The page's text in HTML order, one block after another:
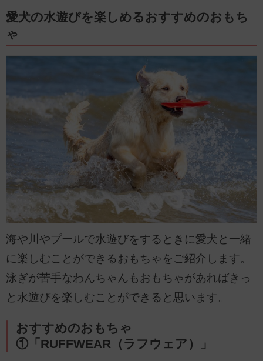
愛犬の水遊びを楽しめるおすすめのおもち
ゃ
海や川やプールで水遊びをするときに愛犬と一緒
に楽しむことができるおもちゃをご紹介します。
泳ぎが苦手なわんちゃんもおもちゃがあればきっ
と水遊びを楽しむことができると思います。
おすすめのおもちゃ
①「RUFFWEAR（ラフウェア）」